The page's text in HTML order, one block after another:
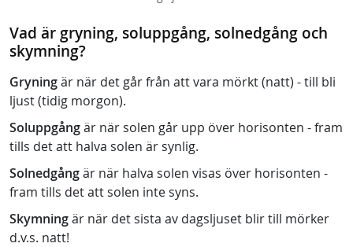
Vad är gryning, soluppgång, solnedgång och
skymning?
Gryningär när det går från att vara mörkt (natt) - till bli
ljust (tidig morgon).
Soluppgångär när solen går upp över horisonten - fram
tills det att halva solen är synlig.
Solnedgångär när halva solen visas över horisonten -
fram tills det att solen inte syns.
Skymningär när det sista av dagsljuset blir till mörker
d.v.s. natt!